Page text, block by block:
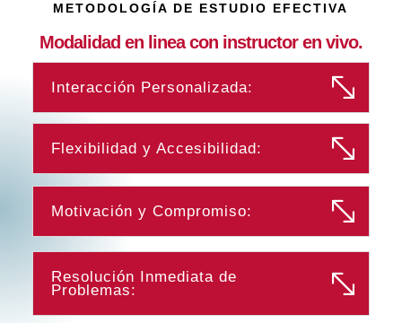
METODOLOGÍA DE ESTUDIO EFECTIVA
Modalidad en linea con instructor en vivo.
Interacción Personalizada:
Flexibilidad y Accesibilidad:
Motivación y Compromiso:
Resolución Inmediata de
Problemas: